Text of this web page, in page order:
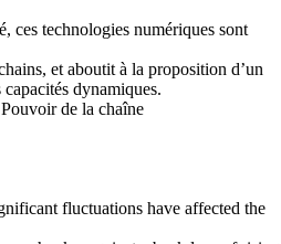
ces technologies numériques sont
et aboutit à la proposition d’un
dynamiques.
de la chaîne
fluctuations have affected the